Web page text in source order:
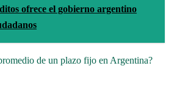
ofrece el gobierno argentino
de un plazo fijo en Argentina?